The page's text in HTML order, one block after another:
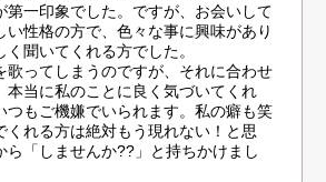
第一印象でした。ですが、お会いして
い性格の方で、色々な事に興味があり
聞いてくれる方でした。
歌ってしまうのですが、それに合わせ
本当に私のことに良く気づいてくれ
つもご機嫌でいられます。私の癖も笑
くれる方は絶対もう現れない！と思
ら「しませんか??」と持ちかけまし